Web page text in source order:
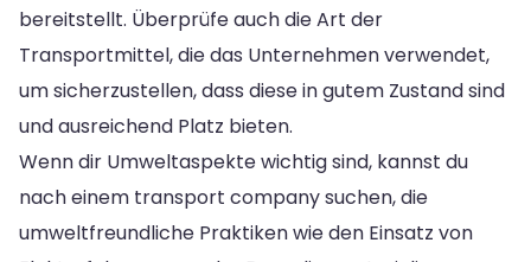
bereitstellt. Überprüfe auch die Art der
Transportmittel, die das Unternehmen verwendet,
um sicherzustellen, dass diese in gutem Zustand sind
und ausreichend Platz bieten.
Wenn dir Umweltaspekte wichtig sind, kannst du
nach einem transport company suchen, die
umweltfreundliche Praktiken wie den Einsatz von